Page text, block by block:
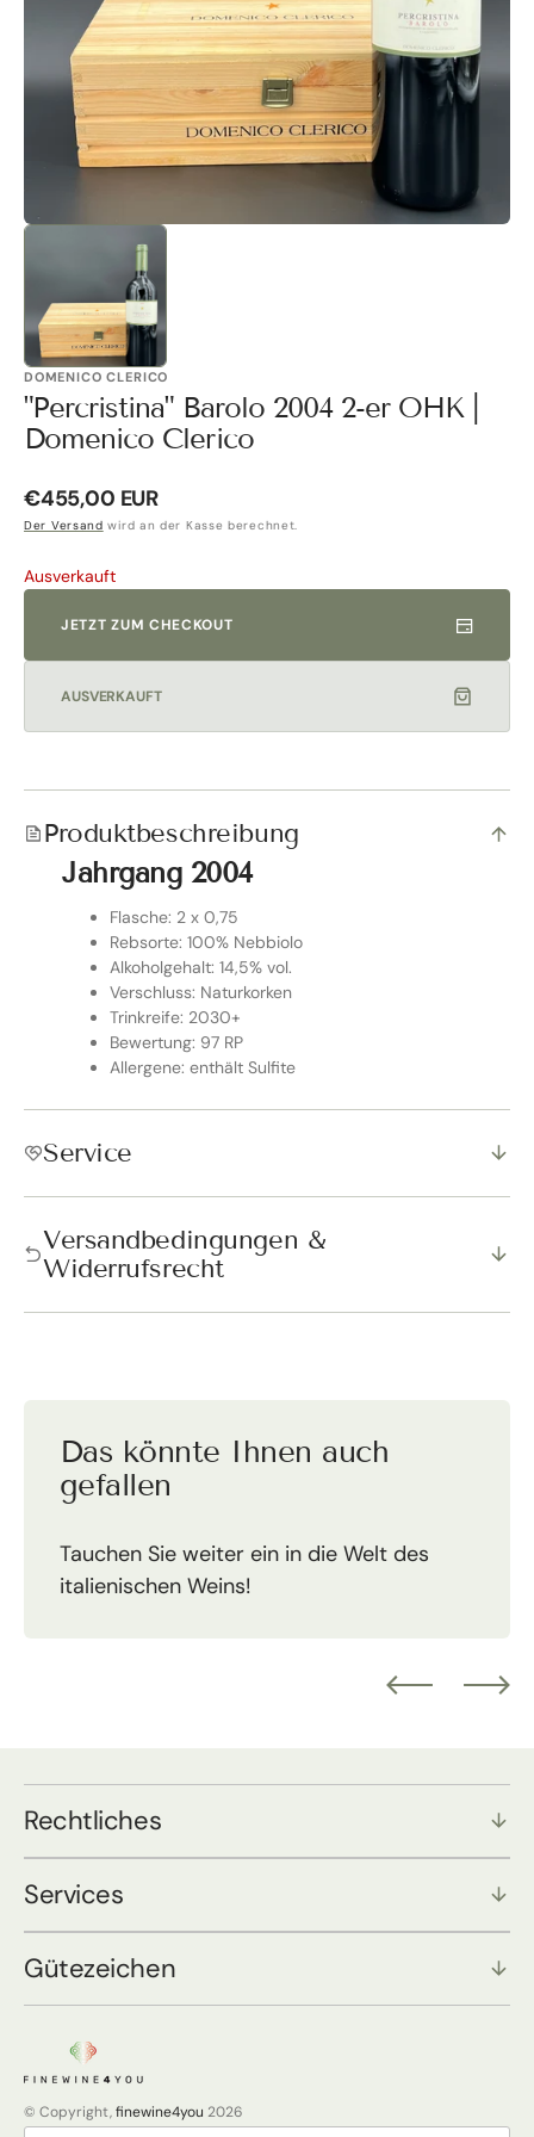
DOMENICO CLERICO
"Percristina" Barolo 2004 2-er OHK |
Domenico Clerico
Normaler
Preis
€455,00 EUR
Der Versand wird an der Kasse berechnet.
Ausverkauft
JETZT ZUM CHECKOUT
AUSVERKAUFT
Produktbeschreibung
Jahrgang 2004
Flasche: 2 x 0,75
Rebsorte: 100% Nebbiolo
Alkoholgehalt: 14,5% vol.
Verschluss: Naturkorken
Trinkreife: 2030+
Bewertung: 97 RP
Allergene: enthält Sulfite
Service
Versandbedingungen &
Widerrufsrecht
Galerieansicht
öffnen
Das könnte Ihnen auch
gefallen
Tauchen Sie weiter ein in die Welt des
italienischen Weins!
Rechtliches
Services
Gütezeichen
© Copyright,finewine4you 2026